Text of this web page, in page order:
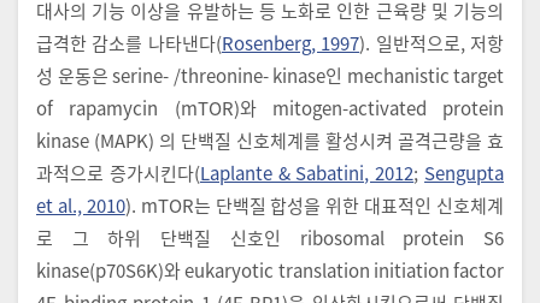
대사의 기능 이상을 유발하는 등 노화로 인한 근육량 및 기능의
급격한 감소를 나타낸다(Rosenberg, 1997). 일반적으로, 저항
성 운동은 serine- /threonine- kinase인 mechanistic target
of rapamycin (mTOR)와 mitogen-activated protein
kinase (MAPK) 의 단백질 신호체계를 활성시켜 골격근량을 효
과적으로 증가시킨다(Laplante & Sabatini, 2012; Sengupta
et al., 2010). mTOR는 단백질 합성을 위한 대표적인 신호체계
로 그 하위 단백질 신호인 ribosomal protein S6
kinase(p70S6K)와 eukaryotic translation initiation factor